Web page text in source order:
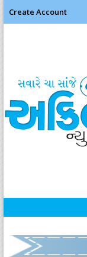
Create Account